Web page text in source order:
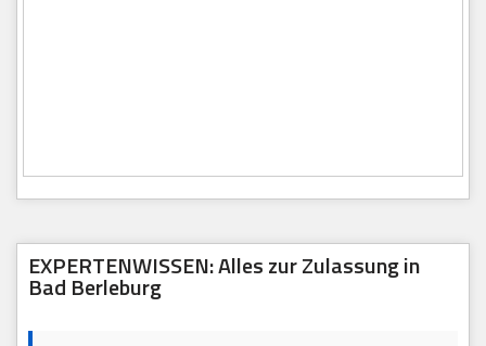
EXPERTENWISSEN: Alles zur Zulassung in
Bad Berleburg